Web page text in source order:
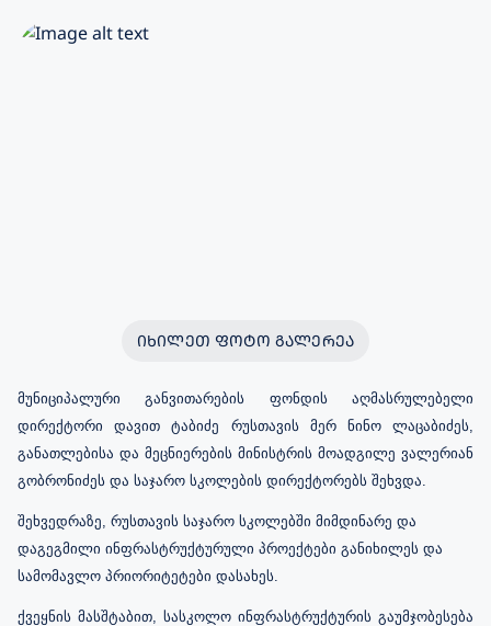
ᲘᲮᲘᲚᲔᲗ ᲤᲝᲢᲝ ᲒᲐᲚᲔᲠᲔᲐ
მუნიციპალური განვითარების ფონდის აღმასრულებელი
დირექტორი დავით ტაბიძე რუსთავის მერ ნინო ლაცაბიძეს,
განათლებისა და მეცნიერების მინისტრის მოადგილე ვალერიან
გობრონიძეს და საჯარო სკოლების დირექტორებს შეხვდა
შეხვედრაზე, რუსთავის საჯარო სკოლებში მიმდინარე და
დაგეგმილი ინფრასტრუქტურული პროექტები განიხილეს და
სამომავლო პრიორიტეტები დასახეს.
ქვეყნის მასშტაბით, სასკოლო ინფრასტრუქტურის გაუმჯობესება